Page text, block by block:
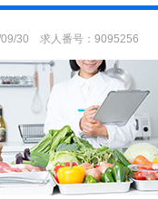
09/30 求人番号：9095256